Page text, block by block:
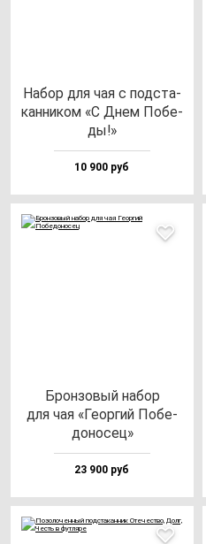
Набор для чая с под­ста­
кан­ни­ком «С Днем Побе­
ды!»
10 900 руб
Брон­зо­вый на­бор
для чая «Геор­гий Побе­
до­но­сец»
23 900 руб